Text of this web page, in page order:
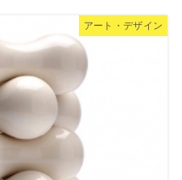
アート・デザイン